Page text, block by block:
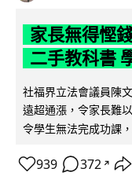
家長無得慳
二手教科書
社福界立法會議員陳
遠超通漲，令家長難
令學生無法完成功課
939 372 ↗